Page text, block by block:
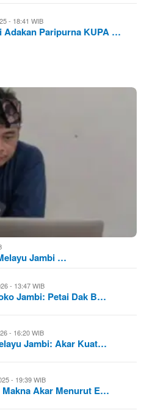
- 18:41 WIB
Adakan Paripurna KUPA …
Jambi …
- 13:47 WIB
Jambi: Petai Dak B…
- 16:20 WIB
Jambi: Akar Kuat…
- 19:39 WIB
Akar Menurut E…